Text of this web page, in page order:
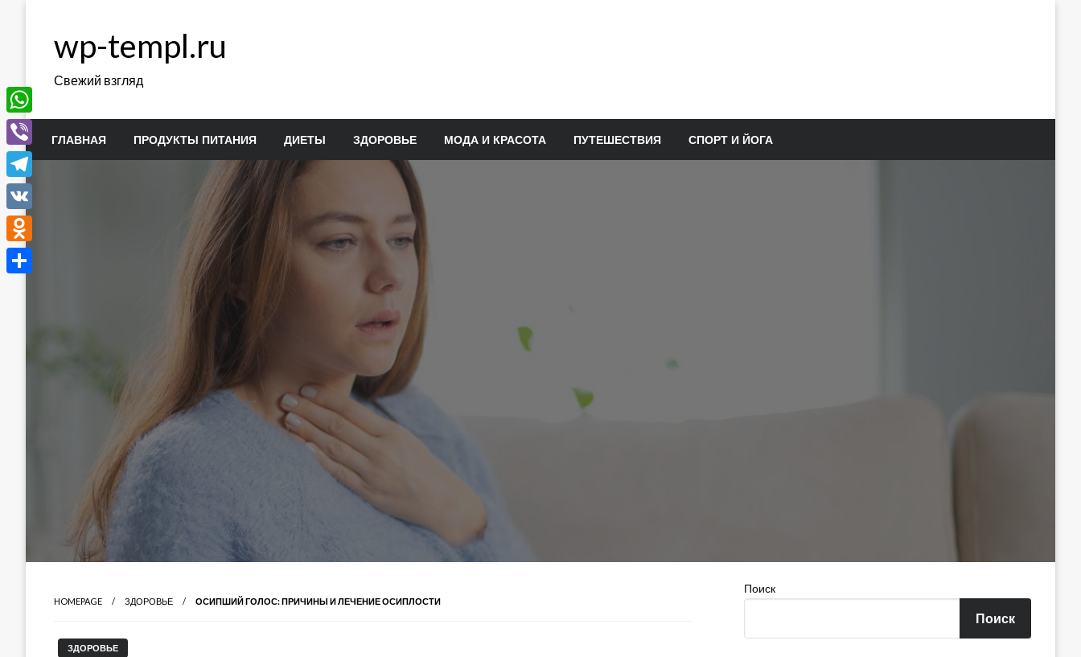
содержимомуwp-templ.ru
Свежий взгляд
ГЛАВНАЯ ПРОДУКТЫ ПИТАНИЯ ДИЕТЫ ЗДОРОВЬЕ МОДА И КРАСОТА ПУТЕШЕСТВИЯ СПОРТ И ЙОГА
HOMEPAGE ЗДОРОВЬЕ ОСИПШИЙ ГОЛОС: ПРИЧИНЫ И ЛЕЧЕНИЕ ОСИПЛОСТИ
ЗДОРОВЬЕ
Поиск
Поиск
WhatsApp
Viber
Telegram
VK
Odnoklassniki